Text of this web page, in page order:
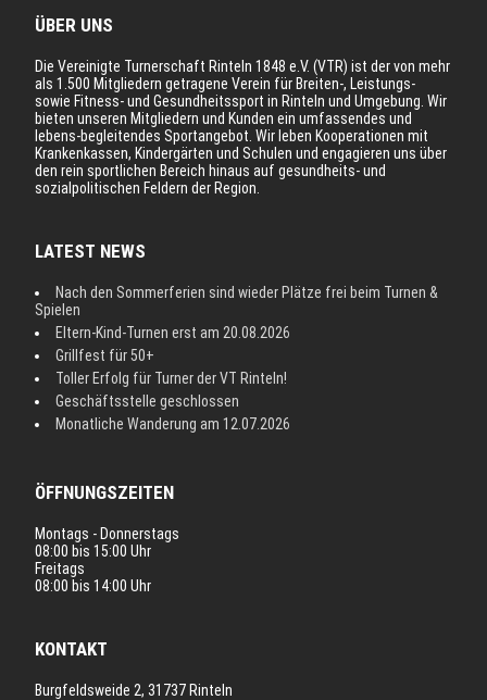
ÜBER UNS
Die Vereinigte Turnerschaft Rinteln 1848 e.V. (VTR) ist der von mehr
als 1.500 Mitgliedern getragene Verein für Breiten-, Leistungs-
sowie Fitness- und Gesundheitssport in Rinteln und Umgebung. Wir
bieten unseren Mitgliedern und Kunden ein umfassendes und
lebens-begleitendes Sportangebot. Wir leben Kooperationen mit
Krankenkassen, Kindergärten und Schulen und engagieren uns über
den rein sportlichen Bereich hinaus auf gesundheits- und
sozialpolitischen Feldern der Region.
LATEST NEWS
Nach den Sommerferien sind wieder Plätze frei beim Turnen &
Spielen
Eltern-Kind-Turnen erst am 20.08.2026
Grillfest für 50+
Toller Erfolg für Turner der VT Rinteln!
Geschäftsstelle geschlossen
Monatliche Wanderung am 12.07.2026
ÖFFNUNGSZEITEN
Montags - Donnerstags
08:00 bis 15:00 Uhr
Freitags
08:00 bis 14:00 Uhr
KONTAKT
Burgfeldsweide 2, 31737 Rinteln